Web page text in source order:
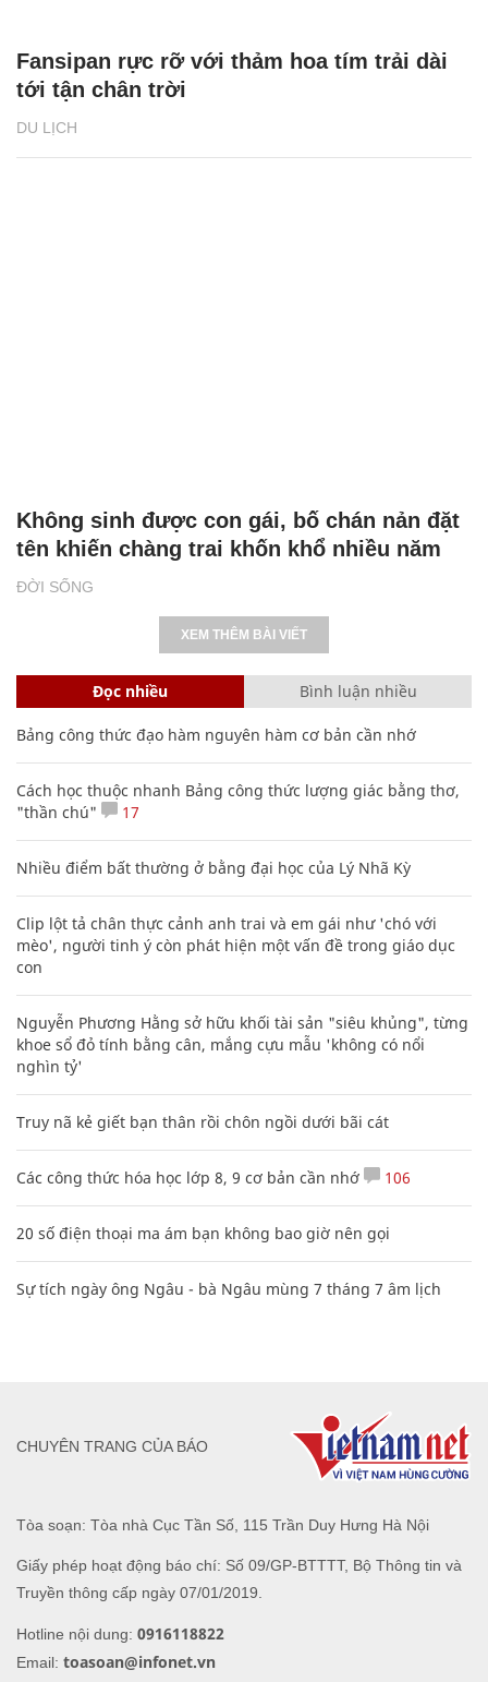
DU LỊCH
Fansipan rực rỡ với thảm hoa tím trải dài
tới tận chân trời
ĐỜI SỐNG
Không sinh được con gái, bố chán nản đặt
tên khiến chàng trai khốn khổ nhiều năm
XEM THÊM BÀI VIẾT
Đọc nhiều Bình luận nhiều
Bảng công thức đạo hàm nguyên hàm cơ bản cần nhớ
Cách học thuộc nhanh Bảng công thức lượng giác bằng thơ,
"thần chú"
17
Nhiều điểm bất thường ở bằng đại học của Lý Nhã Kỳ
Clip lột tả chân thực cảnh anh trai và em gái như 'chó với
mèo', người tinh ý còn phát hiện một vấn đề trong giáo dục
con
Nguyễn Phương Hằng sở hữu khối tài sản "siêu khủng", từng
khoe sổ đỏ tính bằng cân, mắng cựu mẫu 'không có nổi
nghìn tỷ'
Truy nã kẻ giết bạn thân rồi chôn ngồi dưới bãi cát
Các công thức hóa học lớp 8, 9 cơ bản cần nhớ 106
20 số điện thoại ma ám bạn không bao giờ nên gọi
Sự tích ngày ông Ngâu - bà Ngâu mùng 7 tháng 7 âm lịch
Tòa soạn: Tòa nhà Cục Tần Số, 115 Trần Duy Hưng Hà Nội
Giấy phép hoạt động báo chí: Số 09/GP-BTTTT, Bộ Thông tin và
Truyền thông cấp ngày 07/01/2019.
Hotline nội dung: 0916118822
Email: toasoan@infonet.vn
CHUYÊN TRANG CỦA BÁO